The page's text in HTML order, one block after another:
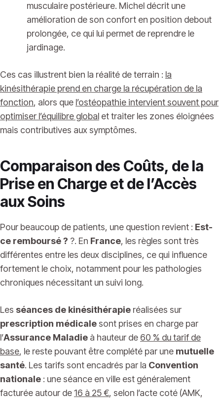
musculaire postérieure. Michel décrit une
amélioration de son confort en position debout
prolongée, ce qui lui permet de reprendre le
jardinage.
Ces cas illustrent bien la réalité de terrain : la
kinésithérapie prend en charge la récupération de la
fonction, alors que l’ostéopathie intervient souvent pour
optimiser l’équilibre global et traiter les zones éloignées
mais contributives aux symptômes.
Comparaison des Coûts, de la
Prise en Charge et de l’Accès
aux Soins
Pour beaucoup de patients, une question revient : Est-
ce remboursé ? ?. En France, les règles sont très
différentes entre les deux disciplines, ce qui influence
fortement le choix, notamment pour les pathologies
chroniques nécessitant un suivi long.
Les séances de kinésithérapie réalisées sur
prescription médicale sont prises en charge par
l’Assurance Maladie à hauteur de 60 % du tarif de
base, le reste pouvant être complété par une mutuelle
santé. Les tarifs sont encadrés par la Convention
nationale : une séance en ville est généralement
facturée autour de16 à 25 €, selon l’acte coté (AMK,